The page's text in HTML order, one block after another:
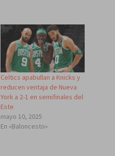
Celtics apabullan a Knicks y
reducen ventaja de Nueva
York a 2-1 en semifinales del
Este
mayo 10, 2025
En «Baloncesto»